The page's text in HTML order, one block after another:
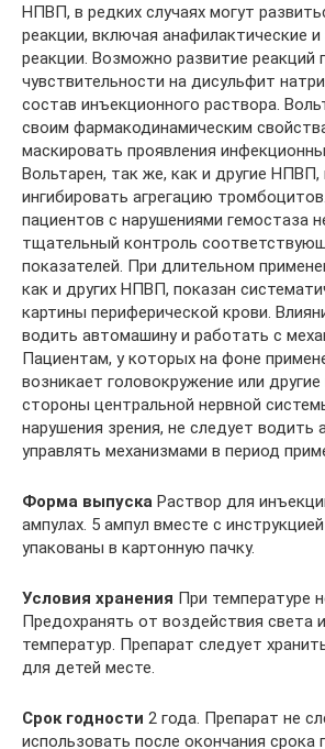
НПВП, в редких случаях могут
реакции, включая анафилактические
реакции. Возможно развитие реакций
чувствительности на дисульфит
состав инъекционного раствора.
своим фармакодинамическим
маскировать проявления
Вольтарен, так же, как и другие
ингибировать агрегацию
пациентов с нарушениями гемостаза
тщательный контроль
показателей. При длительном
как и других НПВП, показан
картины периферической крови.
водить автомашину и работать с
Пациентам, у которых на фоне
возникает головокружение или
стороны центральной нервной
нарушения зрения, не следует водить
управлять механизмами в период
Форма выпуска Раствор для
ампулах. 5 ампул вместе с
упакованы в картонную пачку.
Условия хранения При температуре
Предохранять от воздействия света
температур. Препарат следует
для детей месте.
Срок годности 2 года. Препарат не
использовать после окончания срока